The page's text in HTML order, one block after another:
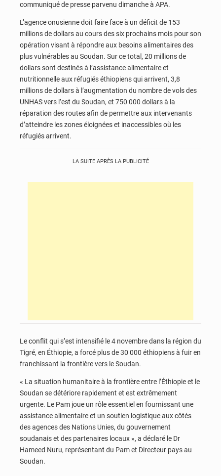
communiqué de presse parvenu dimanche à APA.
L’agence onusienne doit faire face à un déficit de 153
millions de dollars au cours des six prochains mois pour son
opération visant à répondre aux besoins alimentaires des
plus vulnérables au Soudan. Sur ce total, 20 millions de
dollars sont destinés à l’assistance alimentaire et
nutritionnelle aux réfugiés éthiopiens qui arrivent, 3,8
millions de dollars à l’augmentation du nombre de vols des
UNHAS vers l’est du Soudan, et 750 000 dollars à la
réparation des routes afin de permettre aux intervenants
d’atteindre les zones éloignées et inaccessibles où les
réfugiés arrivent.
LA SUITE APRÈS LA PUBLICITÉ
Le conflit qui s’est intensifié le 4 novembre dans la région du
Tigré, en Éthiopie, a forcé plus de 30 000 éthiopiens à fuir en
franchissant la frontière vers le Soudan.
« La situation humanitaire à la frontière entre l’Éthiopie et le
Soudan se détériore rapidement et est extrêmement
urgente. Le Pam joue un rôle essentiel en fournissant une
assistance alimentaire et un soutien logistique aux côtés
des agences des Nations Unies, du gouvernement
soudanais et des partenaires locaux », a déclaré le Dr
Hameed Nuru, représentant du Pam et Directeur pays au
Soudan.